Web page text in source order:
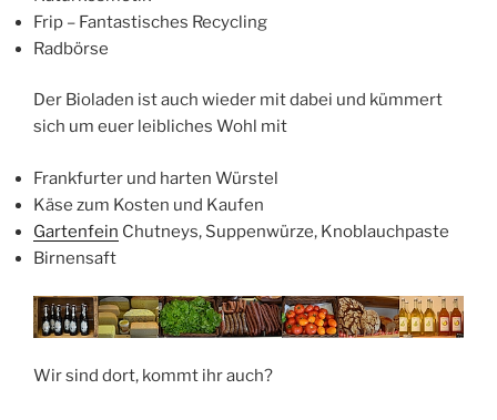
Frip – Fantastisches Recycling
Radbörse
Der Bioladen ist auch wieder mit dabei und kümmert
sich um euer leibliches Wohl mit
Frankfurter und harten Würstel
Käse zum Kosten und Kaufen
Gartenfein Chutneys, Suppenwürze, Knoblauchpaste
Birnensaft
Wir sind dort, kommt ihr auch?